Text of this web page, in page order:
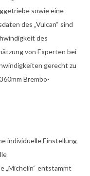
sowie eine
des „Vulcan“ sind
des
von Experten bei
gerecht zu
Brembo-
individuelle Einstellung
„Michelin“ entstammt